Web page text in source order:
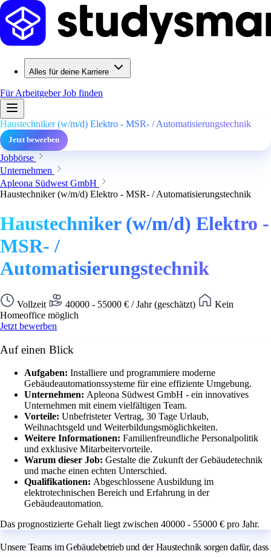
Alles für deine Karriere
Für ArbeitgeberJob finden
Haustechniker (w/m/d) Elektro - MSR- / Automatisierungstechnik
Jetzt bewerben
Jobbörse
Unternehmen
Apleona Südwest GmbH
Haustechniker (w/m/d) Elektro - MSR- / Automatisierungstechnik
Haustechniker (w/m/d) Elektro -
MSR- /
Automatisierungstechnik
Vollzeit 40000 - 55000 € / Jahr (geschätzt)
Kein
Homeoffice möglich
Jetzt bewerben
Auf einen Blick
Aufgaben: Installiere und programmiere moderne
Gebäudeautomationssysteme für eine effiziente Umgebung.
Unternehmen: Apleona Südwest GmbH - ein innovatives
Unternehmen mit einem vielfältigen Team.
Vorteile: Unbefristeter Vertrag, 30 Tage Urlaub,
Weihnachtsgeld und Weiterbildungsmöglichkeiten.
Weitere Informationen: Familienfreundliche Personalpolitik
und exklusive Mitarbeitervorteile.
Warum dieser Job: Gestalte die Zukunft der Gebäudetechnik
und mache einen echten Unterschied.
Qualifikationen: Abgeschlossene Ausbildung im
elektrotechnischen Bereich und Erfahrung in der
Gebäudeautomation.
Das prognostizierte Gehalt liegt zwischen 40000 - 55000 € pro Jahr.
Unsere Teams im Gebäudebetrieb und der Haustechnik sorgen dafür, dass